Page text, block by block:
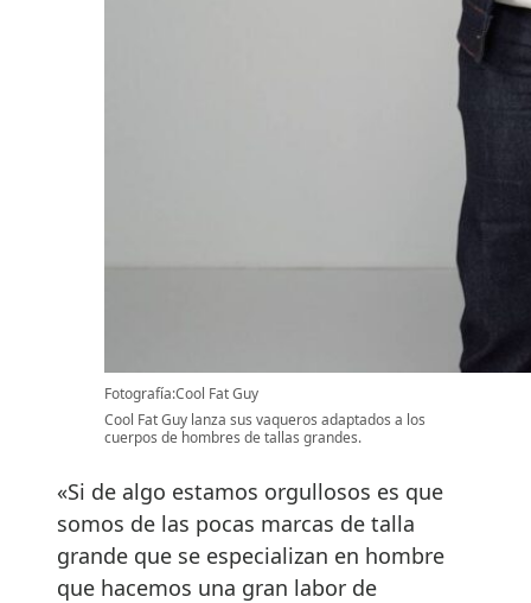
Fotografía:Cool Fat Guy
Cool Fat Guy lanza sus vaqueros adaptados a los
cuerpos de hombres de tallas grandes.
«Si de algo estamos orgullosos es que
somos de las pocas marcas de talla
grande que se especializan en hombre
que hacemos una gran labor de